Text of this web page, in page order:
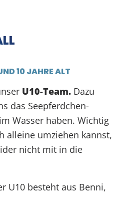
10 JAHRE ALT
U10-Team.Dazu
das Seepferdchen-
Wasser haben. Wichtig
alleine umziehen kannst,
nicht mit in die
U10 besteht aus Benni,